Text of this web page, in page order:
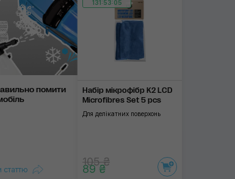
помити
статтю
131:53:04
Набір мікрофібр K2 LCD
Microfibres Set 5 pcs
Для делікатних поверхонь
105 ₴
89 ₴